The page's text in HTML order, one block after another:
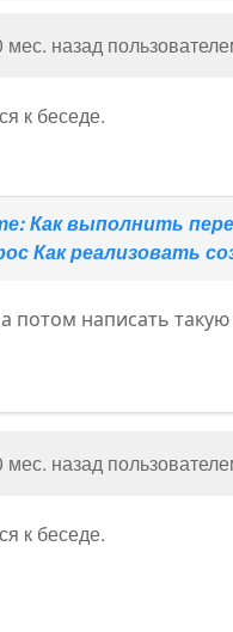
мес. назад
к беседе.
Как выполнить
Как реализовать
потом написать
мес. назад
к беседе.